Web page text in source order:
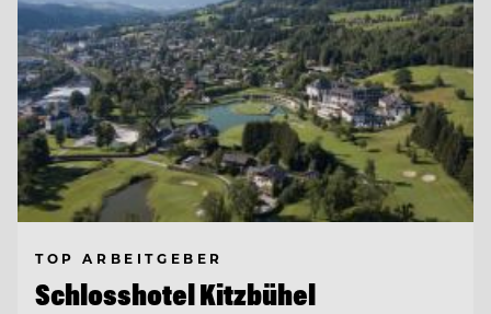
TOP ARBEITGEBER
Schlosshotel Kitzbühel